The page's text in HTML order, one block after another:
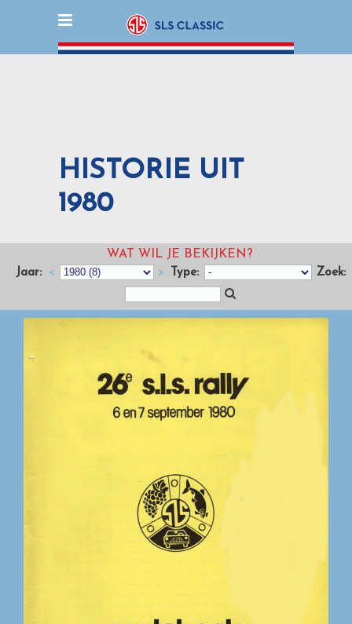
HISTORIE UIT
1980
WAT WIL JE BEKIJKEN?
Jaar: < > Type: Zoek: